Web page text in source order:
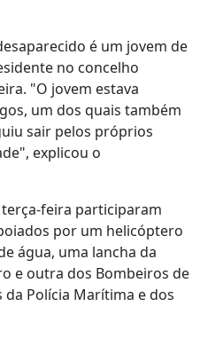
é um jovem de
no concelho
"O jovem estava
um dos quais também
sair pelos próprios
explicou o
feira participaram
por um helicóptero
água, uma lancha da
e outra dos Bombeiros de
Polícia Marítima e dos